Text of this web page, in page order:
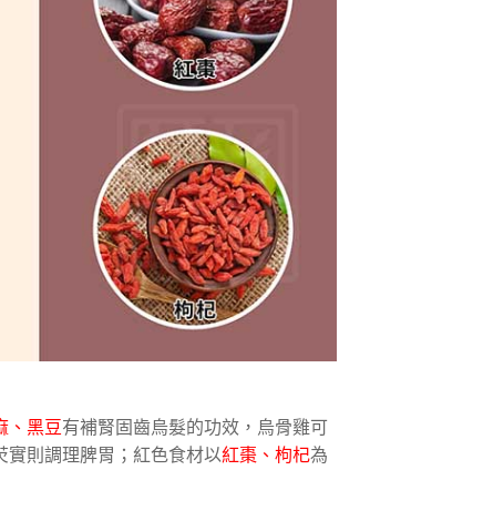
、黑豆有補腎固齒烏髮的功效，烏骨雞可
實則調理脾胃；紅色食材以紅棗、枸杞為